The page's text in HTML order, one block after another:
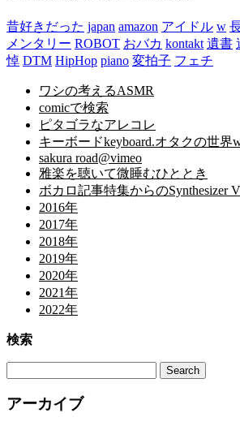
昔好きだった japan amazon アイドル w
メンタリー ROBOT おバカ kontakt 遺書
悼 DTM HipHop piano 変拍子 フェチ
ワシの考えるASMR
comicで検索
ピタゴラなアレコレ
キーボードkeyboard.オタクの世界
sakura road@vimeo
雅楽を聴いて微睡むひととき
ボカロ記事特集からのSynthesizer V
2016年
2017年
2018年
2019年
2020年
2021年
2022年
検索
アーカイブ